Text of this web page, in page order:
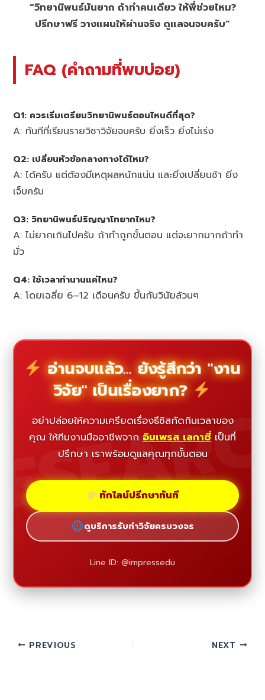
“วิทยานิพนธ์มันยาก ถ้าทำคนเดียว ให้พี่ช่วยไหม?
ปรึกษาฟรี วางแผนให้ผ่านจริง ดูแลจนจบครับ”
FAQ (คำถามที่พบบ่อย)
Q1: ควรเริ่มเตรียมวิทยานิพนธ์ตอนไหนดีที่สุด?
A: ทันทีที่เรียนรายวิชาวิจัยจบครับ ยิ่งเร็ว ยิ่งไม่เร่ง
Q2: เปลี่ยนหัวข้อกลางทางได้ไหม?
A: ได้ครับ แต่ต้องมีเหตุผลหนักแน่น และยิ่งเปลี่ยนช้า ยิ่ง
เจ็บครับ
Q3: วิทยานิพนธ์ปริญญาโทยากไหม?
A: ไม่ยากเกินไปครับ ถ้าทำถูกขั้นตอน แต่จะยากมากถ้าทำ
มั่ว
Q4: ใช้เวลาทำนานแค่ไหน?
A: โดยเฉลี่ย 6–12 เดือนครับ ขึ้นกับวินัยล้วนๆ
อ่านจบแล้ว... ยังรู้สึกว่า "งาน
วิจัย" เป็นเรื่องยาก?
อย่าปล่อยให้ความเครียดเรื่องธีซิสกัดกินเวลาของ
คุณ ให้ทีมงานมืออาชีพจาก อิมเพรส เลกาซี่ เป็นที่
ปรึกษา เราพร้อมดูแลคุณทุกขั้นตอน
ทักไลน์ปรึกษาทันที
ดูบริการรับทำวิจัยครบวงจร
Line ID: @impressedu
PREVIOUS NEXT